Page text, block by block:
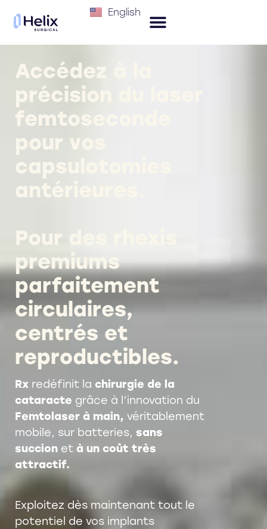
English
Accédez à la
précision du laser
femtoseconde
pour vos
capsulotomies
antérieures.
Pour des rhexis
premiums
parfaitement
circulaires,
centrés et
reproductibles.
Rx redéfinit la chirurgie de la
cataracte grâce à l’innovation du
Femtolaser à main, véritablement
mobile, sur batteries, sans
succion et à un coût très
attractif.
Exploitez dès maintenant tout le
potentiel de vos implants